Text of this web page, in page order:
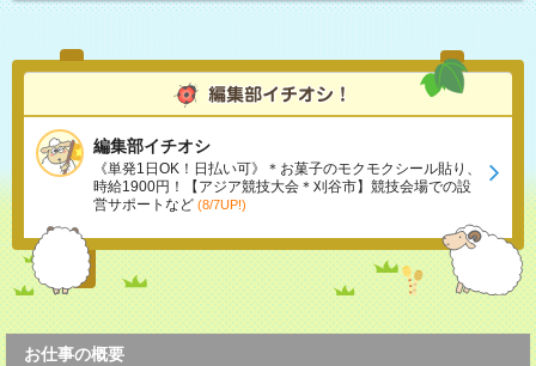
編集部イチオシ
《単発1日OK！日払い可》＊お菓子のモクモクシール貼り、
時給1900円！【アジア競技大会＊刈谷市】競技会場での設
営サポートなど (8/7UP!)
お仕事の概要